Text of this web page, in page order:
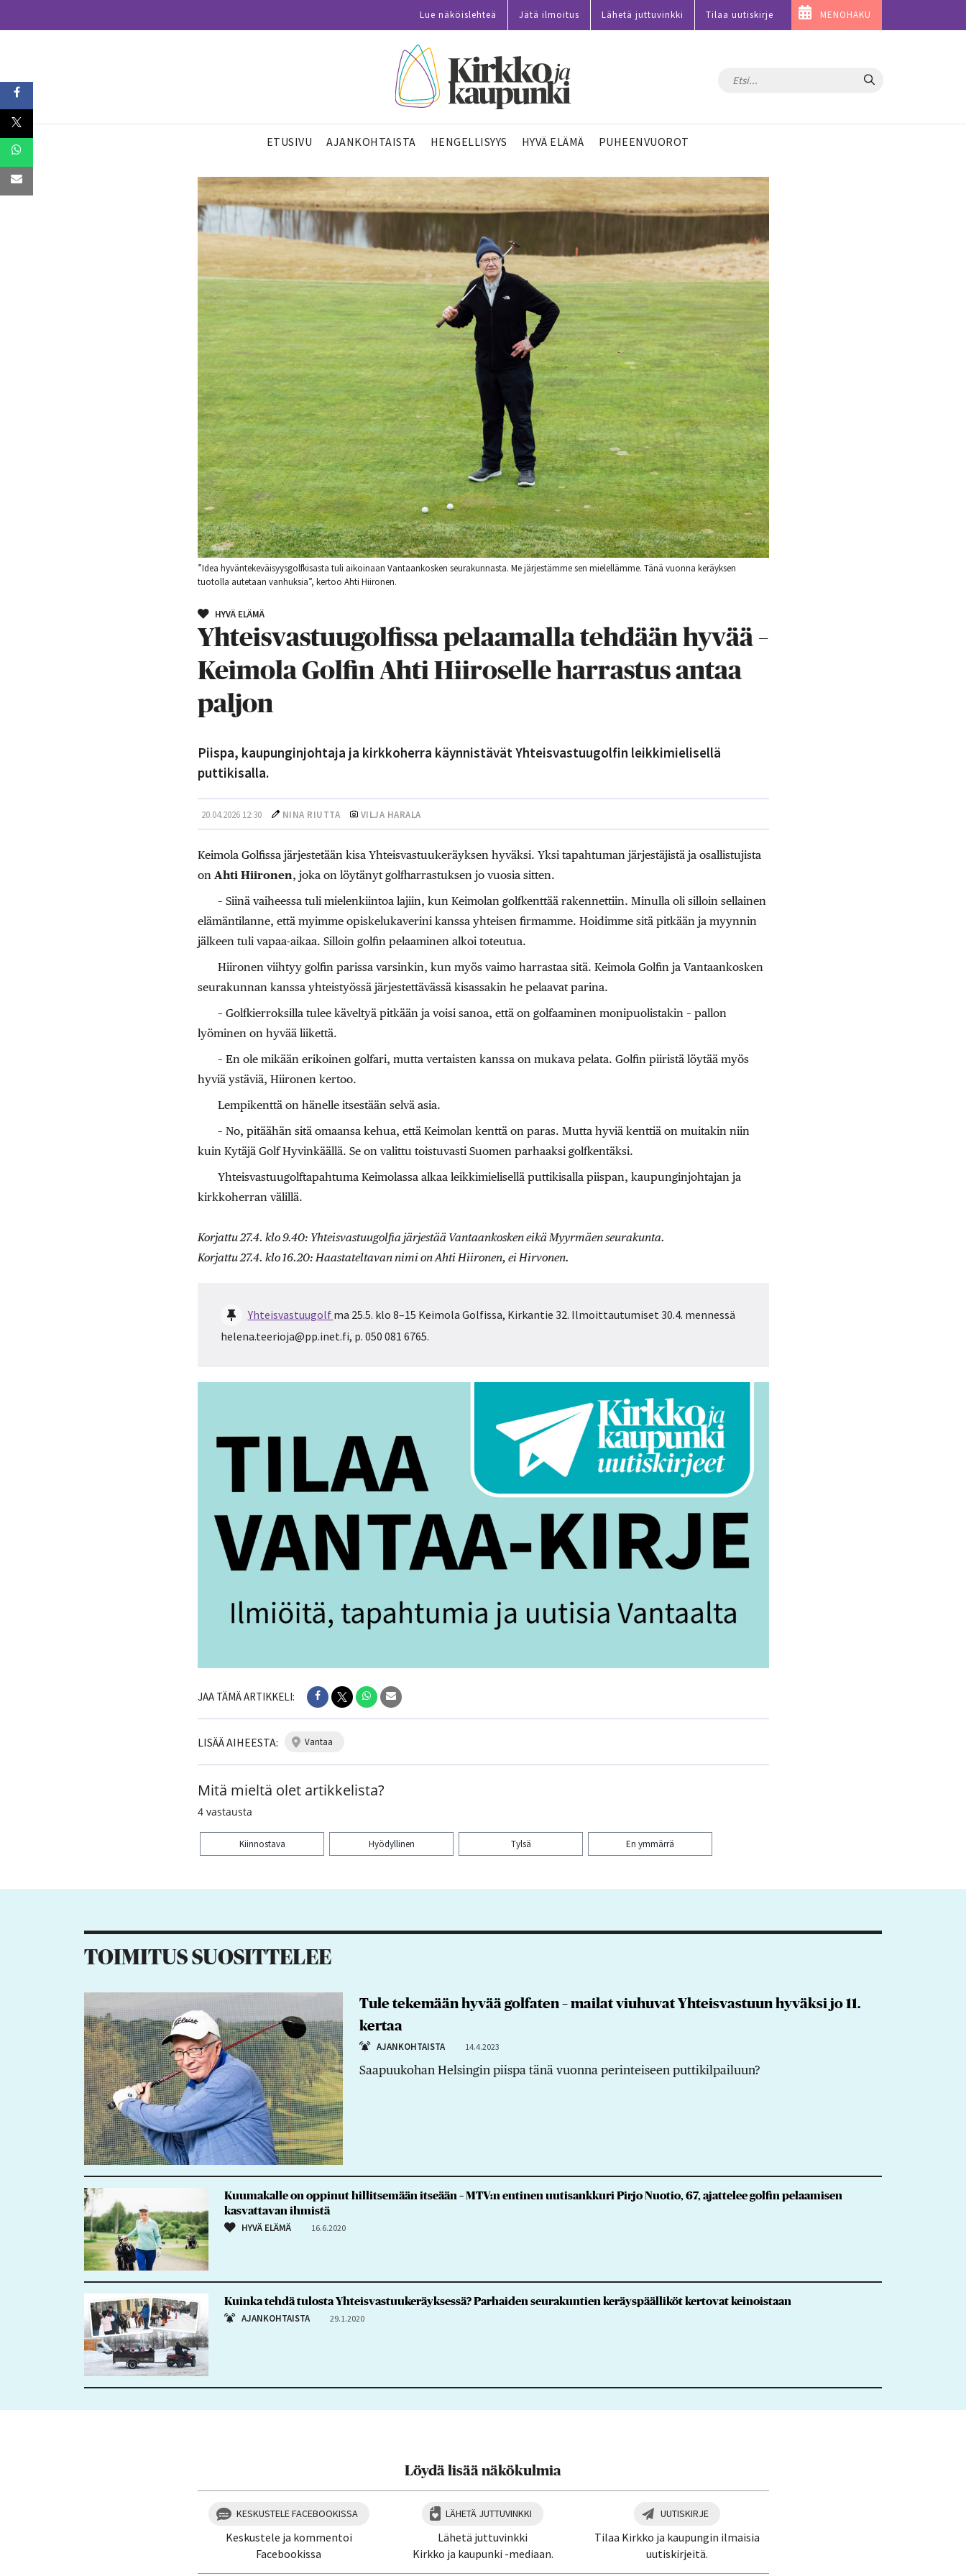
Lue näköislehteä Jätä ilmoitus Lähetä juttuvinkki Tilaa uutiskirje MENOHAKU
Hae
ETUSIVU AJANKOHTAISTA HENGELLISYYS HYVÄ ELÄMÄ PUHEENVUOROT
”Idea hyväntekeväisyysgolfkisasta tuli aikoinaan Vantaankosken seurakunnasta. Me järjestämme sen mielellämme. Tänä vuonna keräyksen
tuotolla autetaan vanhuksia”, kertoo Ahti Hiironen.
HYVÄ ELÄMÄ
Yhteisvastuugolfissa pelaamalla tehdään hyvää –
Keimola Golfin Ahti Hiiroselle harrastus antaa
paljon
Piispa, kaupunginjohtaja ja kirkkoherra käynnistävät Yhteisvastuugolfin leikkimielisellä
puttikisalla.
20.04.2026 12:30 NINA RIUTTA VILJA HARALA
Keimola Golfissa järjestetään kisa Yhteisvastuukeräyksen hyväksi. Yksi tapahtuman järjestäjistä ja osallistujista
on Ahti Hiironen, joka on löytänyt golfharrastuksen jo vuosia sitten.
– Siinä vaiheessa tuli mielenkiintoa lajiin, kun Keimolan golfkenttää rakennettiin. Minulla oli silloin sellainen
elämäntilanne, että myimme opiskelukaverini kanssa yhteisen firmamme. Hoidimme sitä pitkään ja myynnin
jälkeen tuli vapaa-aikaa. Silloin golfin pelaaminen alkoi toteutua.
Hiironen viihtyy golfin parissa varsinkin, kun myös vaimo harrastaa sitä. Keimola Golfin ja Vantaankosken
seurakunnan kanssa yhteistyössä järjestettävässä kisassakin he pelaavat parina.
– Golfkierroksilla tulee käveltyä pitkään ja voisi sanoa, että on golfaaminen monipuolistakin – pallon
lyöminen on hyvää liikettä.
– En ole mikään erikoinen golfari, mutta vertaisten kanssa on mukava pelata. Golfin piiristä löytää myös
hyviä ystäviä, Hiironen kertoo.
Lempikenttä on hänelle itsestään selvä asia.
– No, pitäähän sitä omaansa kehua, että Keimolan kenttä on paras. Mutta hyviä kenttiä on muitakin niin
kuin Kytäjä Golf Hyvinkäällä. Se on valittu toistuvasti Suomen parhaaksi golfkentäksi.
Yhteisvastuugolftapahtuma Keimolassa alkaa leikkimielisellä puttikisalla piispan, kaupunginjohtajan ja
kirkkoherran välillä.
Korjattu 27.4. klo 9.40: Yhteisvastuugolfia järjestää Vantaankosken eikä Myyrmäen seurakunta.
Korjattu 27.4. klo 16.20: Haastateltavan nimi on Ahti Hiironen, ei Hirvonen.
Yhteisvastuugolf ma 25.5. klo 8–15 Keimola Golfissa, Kirkantie 32. Ilmoittautumiset 30.4. mennessä
helena.teerioja@pp.inet.fi, p. 050 081 6765.
JAA TÄMÄ ARTIKKELI:
LISÄÄ AIHEESTA: vantaa
Mitä mieltä olet artikkelista?
4 vastausta
Kiinnostava Hyödyllinen Tylsä En ymmärrä
TOIMITUS SUOSITTELEE
Tule tekemään hyvää golfaten – mailat viuhuvat Yhteisvastuun hyväksi jo 11.
kertaa
AJANKOHTAISTA 14.4.2023
Saapuukohan Helsingin piispa tänä vuonna perinteiseen puttikilpailuun?
Kuumakalle on oppinut hillitsemään itseään – MTV:n entinen uutisankkuri Pirjo Nuotio, 67, ajattelee golfin pelaamisen
kasvattavan ihmistä
HYVÄ ELÄMÄ 16.6.2020
Kuinka tehdä tulosta Yhteisvastuukeräyksessä? Parhaiden seurakuntien keräyspäälliköt kertovat keinoistaan
AJANKOHTAISTA 29.1.2020
Löydä lisää näkökulmia
KESKUSTELE FACEBOOKISSA
Keskustele ja kommentoi
Facebookissa
LÄHETÄ JUTTUVINKKI
Lähetä juttuvinkki
Kirkko ja kaupunki -mediaan.
UUTISKIRJE
Tilaa Kirkko ja kaupungin ilmaisia
uutiskirjeitä.